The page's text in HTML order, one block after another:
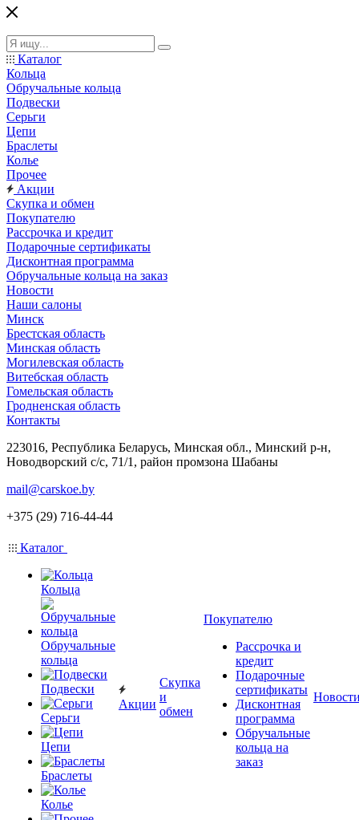
Каталог
Кольца
Обручальные кольца
Подвески
Серьги
Цепи
Браслеты
Колье
Прочее
Акции
Скупка и обмен
Покупателю
Рассрочка и кредит
Подарочные сертификаты
Дисконтная программа
Обручальные кольца на заказ
Новости
Наши салоны
Минск
Брестская область
Минская область
Могилевская область
Витебская область
Гомельская область
Гродненская область
Контакты
223016, Республика Беларусь, Минская обл., Минский р-н,
Новодворский с/с, 71/1, район промзона Шабаны
mail@carskoe.by
+375 (29) 716-44-44
Каталог
Кольца
Обручальные
кольца
Подвески
Серьги
Цепи
Браслеты
Колье
Акции
Скупка
и
обмен
Покупателю
Рассрочка и
кредит
Подарочные
сертификаты
Дисконтная
программа
Обручальные
кольца на
заказ